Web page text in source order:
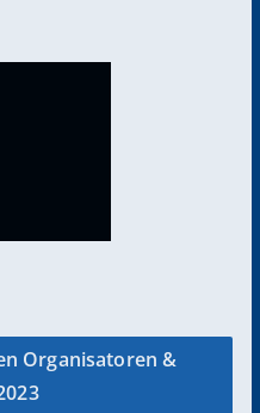
Organisatoren &